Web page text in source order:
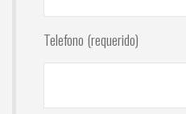
Telefono (requerido)